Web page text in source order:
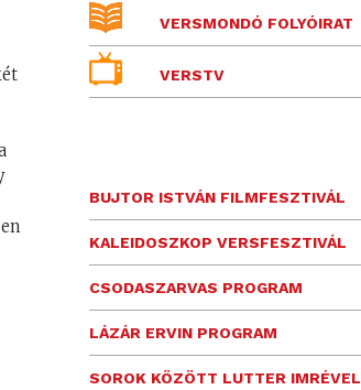
VERSMONDÓ FOLYÓIRAT
VERSTV
BUJTOR ISTVÁN FILMFESZTIVÁL
KALEIDOSZKOP VERSFESZTIVÁL
CSODASZARVAS PROGRAM
LÁZÁR ERVIN PROGRAM
SOROK KÖZÖTT LUTTER IMRÉVEL